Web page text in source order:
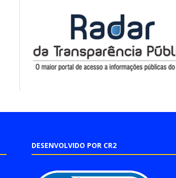
DESENVOLVIDO POR CR2